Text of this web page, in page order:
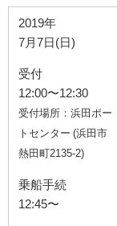
2019年
7月7日(日)
受付
12:00〜12:30
受付場所：浜田ポー
トセンター (浜田市
熱田町2135-2)
乗船手続
12:45〜